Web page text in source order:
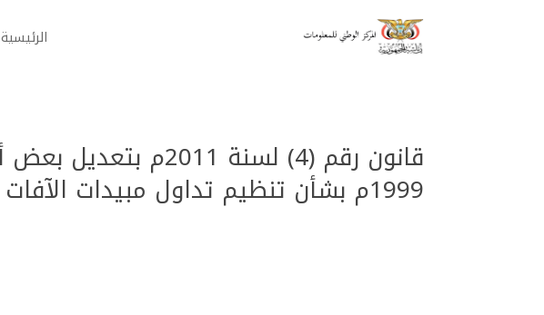
الرئيسية
1999م بشأن تنظيم تداول مبيدات الآفات النباتيـة